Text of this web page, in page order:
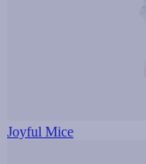
Joyful Mice